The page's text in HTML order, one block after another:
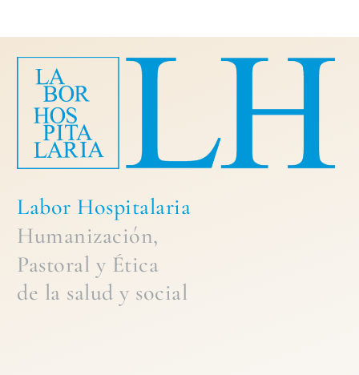
Labor Hospitalaria
Humanización,
Pastoral y Ética
de la salud y social